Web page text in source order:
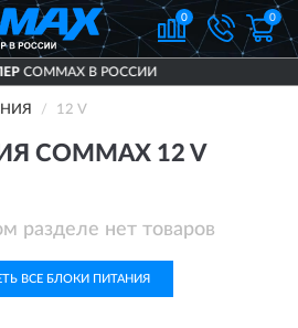
0 0
В РОССИИ
12 V
COMMAX 12 V
разделе нет товаров
ВСЕ БЛОКИ ПИТАНИЯ